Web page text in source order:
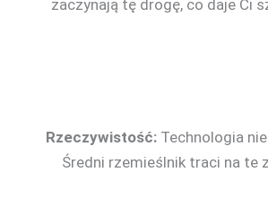
zaczynają tę drogę, co daje Ci
Rzeczywistość:Technologia
Średni rzemieślnik traci na te